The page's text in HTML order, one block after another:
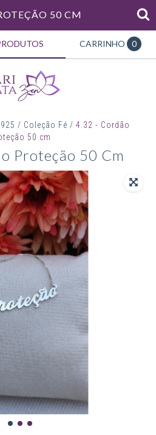
50 CM
CARRINHO 0
/ Coleção Fé / 4.32 - Cordão
50 cm
Proteção 50 Cm